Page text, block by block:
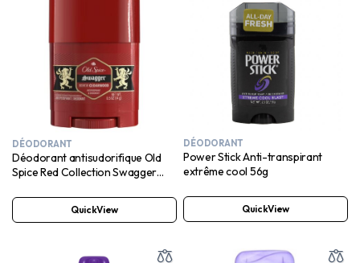
DÉODORANT
Déodorant antisudorifique Old
Spice Red Collection Swagger
QuickView
DÉODORANT
Power Stick Anti-transpirant
extrême cool 56g
QuickView